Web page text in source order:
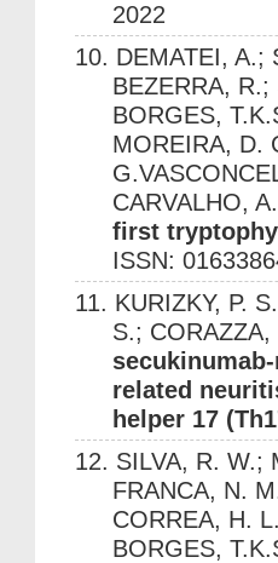
2022
10. DEMATEI, A.;
BEZERRA,
BORGES,
MOREIRA, D.
CARVALHO,
first
ISSN:
11. KURIZKY, P.
S.;
related
helper 17
12. SILVA, R. W.;
FRANCA, N.
CORREA, H.
BORGES,